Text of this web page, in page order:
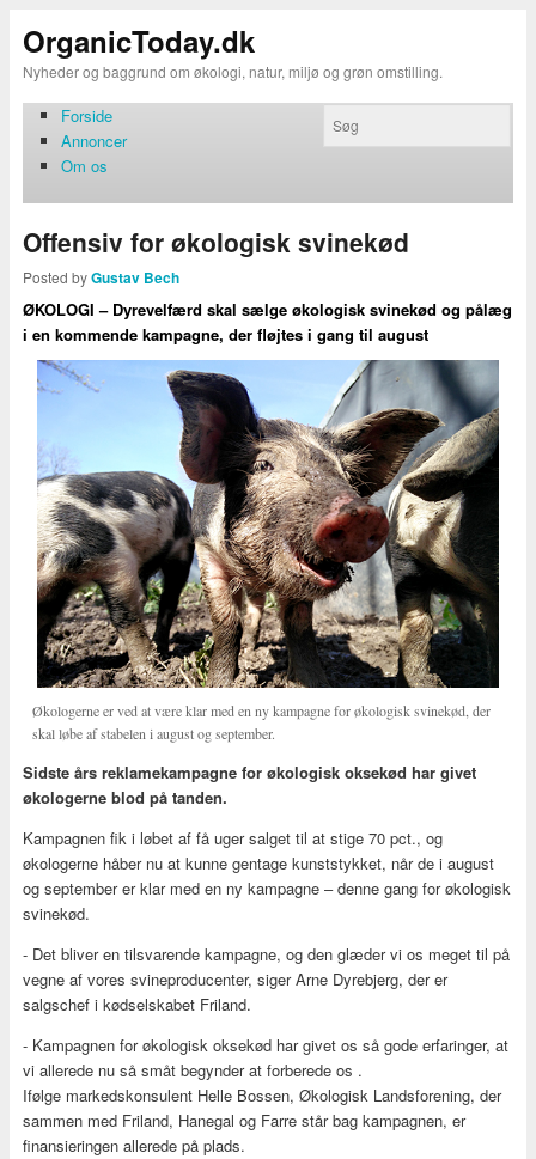
OrganicToday.dk
Nyheder og baggrund om økologi, natur, miljø og grøn omstilling.
Forside
Annoncer
Om os
Offensiv for økologisk svinekød
Posted byGustav Bech
ØKOLOGI – Dyrevelfærd skal sælge økologisk svinekød og pålæg
i en kommende kampagne, der fløjtes i gang til august
Økologerne er ved at være klar med en ny kampagne for økologisk svinekød, der
skal løbe af stabelen i august og september.
Sidste års reklamekampagne for økologisk oksekød har givet
økologerne blod på tanden.
Kampagnen fik i løbet af få uger salget til at stige 70 pct., og
økologerne håber nu at kunne gentage kunststykket, når de i august
og september er klar med en ny kampagne – denne gang for økologisk
svinekød.
- Det bliver en tilsvarende kampagne, og den glæder vi os meget til på
vegne af vores svineproducenter, siger Arne Dyrebjerg, der er
salgschef i kødselskabet Friland.
- Kampagnen for økologisk oksekød har givet os så gode erfaringer, at
vi allerede nu så småt begynder at forberede os .
Ifølge markedskonsulent Helle Bossen, Økologisk Landsforening, der
sammen med Friland, Hanegal og Farre står bag kampagnen, er
finansieringen allerede på plads.